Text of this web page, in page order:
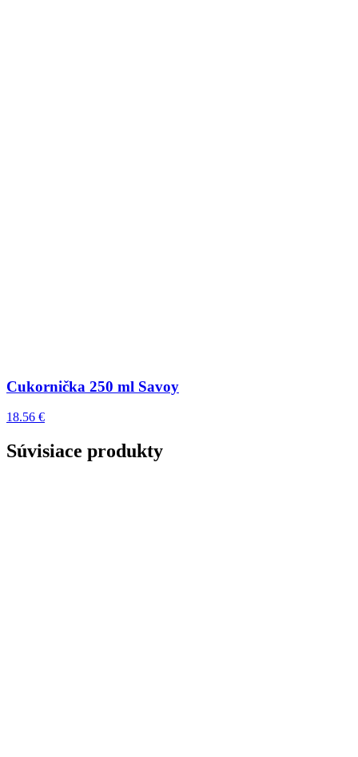
Cukornička 250 ml Savoy
18.56 €
Súvisiace produkty